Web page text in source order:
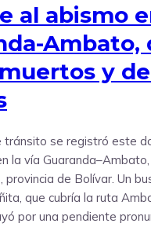
al abismo
Ambato,
y
tránsito se registró este
la vía
provincia de Bolívar. Un
que cubría la ruta
por una pendiente